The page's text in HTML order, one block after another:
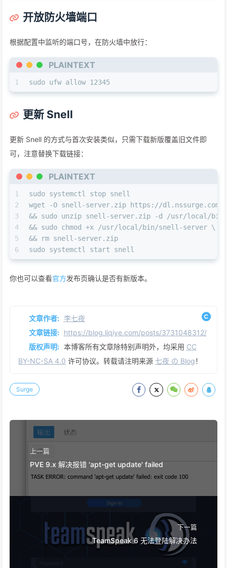
开放防火墙端口
根据配置中监听的端口号，在防火墙中放行：
PLAINTEXT
1 sudo ufw allow 12345
更新 Snell
更新 Snell 的方式与首次安装类似，只需下载新版覆盖旧文件即
可，注意替换下载链接：
PLAINTEXT
1
2
3
4
5
6
sudo systemctl stop snell
wget -O snell-server.zip https://
&& sudo unzip snell-server.zip -d /usr/local/
&& sudo chmod +x /usr/local/bin/snell-server \
&& rm snell-server.zip
sudo systemctl start snell
你也可以查看官方发布页确认是否有新版本。
文章作者: 李七夜
文章链接: https://blog.liqiye.com/posts/3731048312/
版权声明: 本博客所有文章除特别声明外，均采用 CC
BY-NC-SA 4.0 许可协议。转载请注明来源 七夜 の Blog！
Surge
上一篇
PVE 9.x 解决报错 'apt-get update' failed
下一篇
TeamSpeak 6 无法登陆解决办法